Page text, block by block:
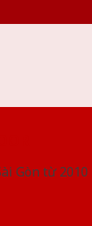
Gòn từ 2010